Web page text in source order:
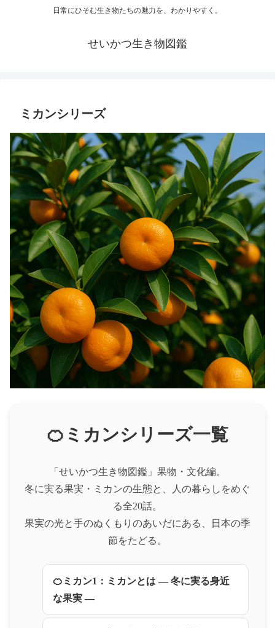
日常にひそむ生き物たちの魅力を、わかりやすく。
せいかつ生き物図鑑
ミカンシリーズ
🍊ミカンシリーズ一覧
「せいかつ生き物図鑑」果物・文化編。
冬に実る果実・ミカンの生態と、人の暮らしをめぐ
る全20話。
果実の光と手のぬくもりのあいだにある、日本の季
節をたどる。
🍊ミカン1：ミカンとは ― 冬に実る身近
な果実 ―